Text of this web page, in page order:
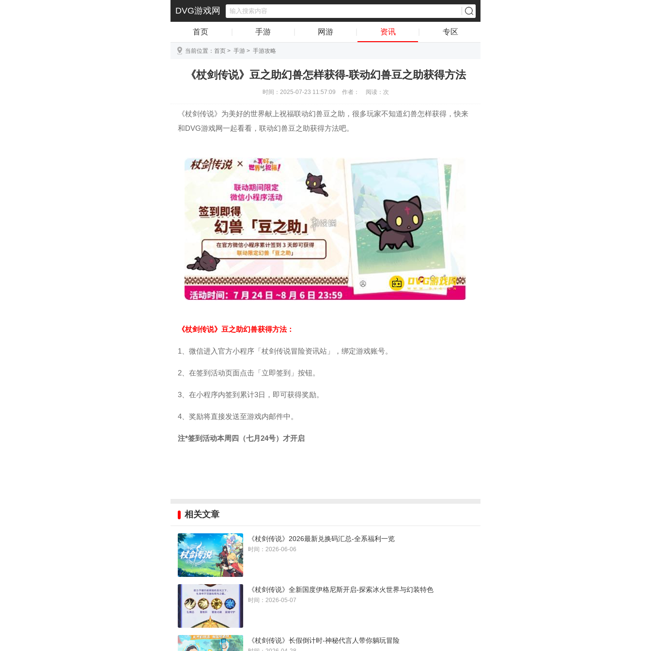
DVG游戏网
首页 手游 网游 资讯 专区
当前位置： 首页 > 手游 > 手游攻略
《杖剑传说》豆之助幻兽怎样获得-联动幻兽豆之助获得方法
时间：2025-07-23 11:57:09 作者： 阅读： 次
《杖剑传说》为美好的世界献上祝福联动幻兽豆之助，很多玩家不知道幻兽怎样获得，快来
和DVG游戏网一起看看，联动幻兽豆之助获得方法吧。
《杖剑传说》豆之助幻兽获得方法：
1、微信进入官方小程序「杖剑传说冒险资讯站」，绑定游戏账号。
2、在签到活动页面点击「立即签到」按钮。
3、在小程序内签到累计3日，即可获得奖励。
4、奖励将直接发送至游戏内邮件中。
注*签到活动本周四（七月24号）才开启
相关文章
《杖剑传说》2026最新兑换码汇总-全系福利一览
时间：2026-06-06
《杖剑传说》全新国度伊格尼斯开启-探索冰火世界与幻装特色
时间：2026-05-07
《杖剑传说》长假倒计时-神秘代言人带你躺玩冒险